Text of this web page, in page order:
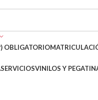
OBLIGATORIO
SERVICIOSVINILOS Y